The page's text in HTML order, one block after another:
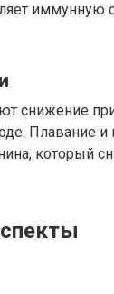
иммунную
снижение
Плавание
который